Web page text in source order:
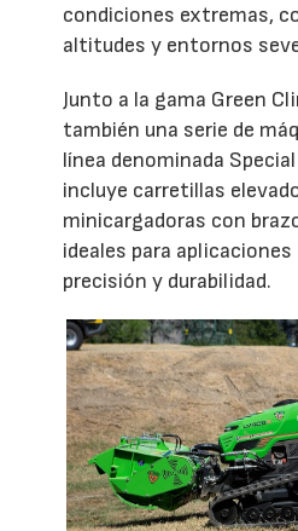
condiciones extremas,
altitudes y entornos
Junto a la gama Green
también una serie de
línea denominada
incluye carretillas
minicargadoras con
ideales para aplicaciones
precisión y durabilidad.